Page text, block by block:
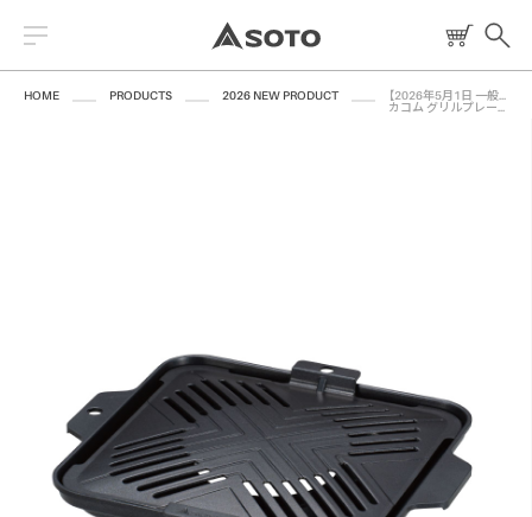
焚火台
クッキングツール
HOME PRODUCTS 2026 NEW PRODUCT
カコム グリルプレート